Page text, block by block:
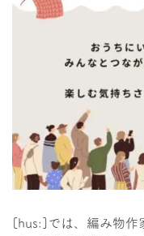
[hus:]では、編み物作